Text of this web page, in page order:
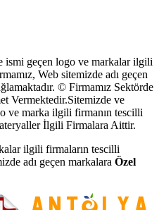
ismi geçen logo ve markalar ilgili
Web sitemizde adı geçen
© Firmamız Sektörde
Vermektedir.Sitemizde ve
ve marka ilgili firmanın tescilli
İlgili Firmalara Aittir.
ilgili firmaların tescilli
adı geçen markalara Özel